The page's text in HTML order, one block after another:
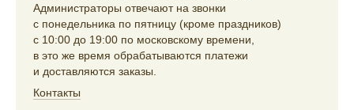
Администраторы отвечают на звонки
с понедельника по пятницу (кроме праздников)
с 10:00 до 19:00 по московскому времени,
в это же время обрабатываются платежи
и доставляются заказы.
Контакты